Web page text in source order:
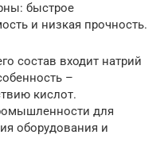
быстрое
и низкая прочность.
состав входит натрий
–
кислот.
для
оборудования и